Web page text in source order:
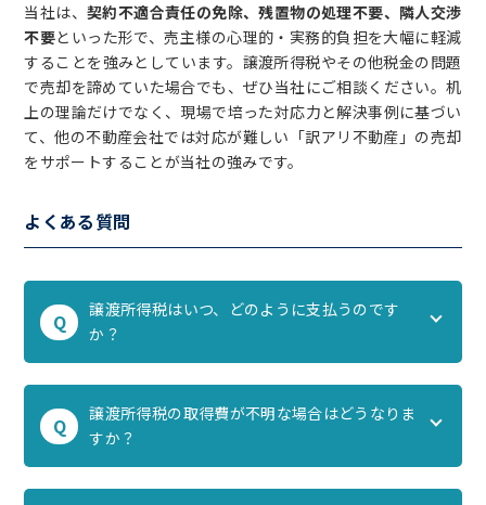
当社は、契約不適合責任の免除、残置物の処理不要、隣人交渉
不要といった形で、売主様の心理的・実務的負担を大幅に軽減
することを強みとしています。譲渡所得税やその他税金の問題
で売却を諦めていた場合でも、ぜひ当社にご相談ください。机
上の理論だけでなく、現場で培った対応力と解決事例に基づい
て、他の不動産会社では対応が難しい「訳アリ不動産」の売却
をサポートすることが当社の強みです。
よくある質問
Q
譲渡所得税はいつ、どのように支払うのです
か？
Q
譲渡所得税の取得費が不明な場合はどうなりま
すか？